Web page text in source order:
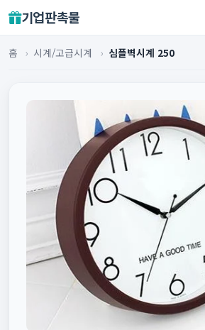
기업판촉물
홈 › 시계/고급시계 › 심플벽시계 250